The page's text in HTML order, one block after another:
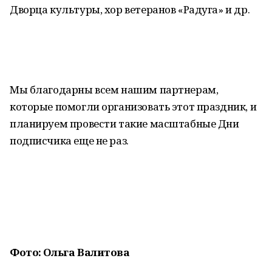
Дворца культуры, хор ветеранов «Радуга» и др.
Мы благодарны всем нашим партнерам,
которые помогли организовать этот праздник, и
планируем провести такие масштабные Дни
подписчика еще не раз.
Фото: Ольга Валитова